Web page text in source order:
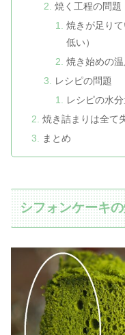
焼く工程の問題
焼きが足り
低い）
焼き始めの
レシピの問題
レシピの水
焼き詰まりは全て
まとめ
シフォンケーキ